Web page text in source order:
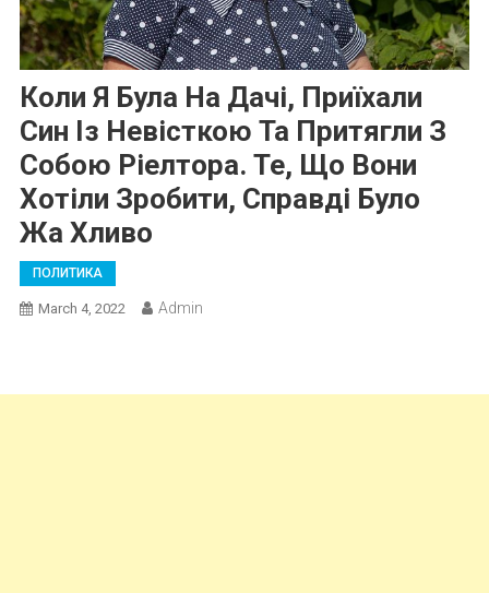
Коли Я Була На Дачі, Приїхали
Син Із Невісткою Та Притягли З
Собою Ріелтора. Те, Що Вони
Хотіли Зробити, Справді Було
Жа Хливо
ПОЛИТИКА
March 4, 2022 Admin